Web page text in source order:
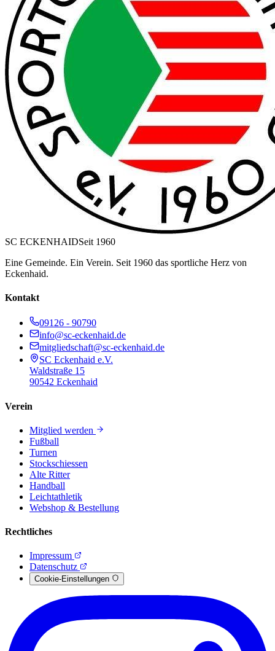
SC ECKENHAIDSeit 1960
Eine Gemeinde. Ein Verein. Seit 1960 das sportliche Herz von
Eckenhaid.
Kontakt
09126 - 90790
info@sc-eckenhaid.de
mitgliedschaft@sc-eckenhaid.de
SC Eckenhaid e.V.
Waldstraße 15
90542 Eckenhaid
Verein
Mitglied werden
Fußball
Turnen
Stockschiessen
Alte Ritter
Handball
Leichtathletik
Webshop & Bestellung
Rechtliches
Impressum
Datenschutz
Cookie-Einstellungen